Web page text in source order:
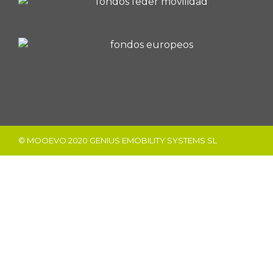
© MOOEVO 2020 GENIUS EMOBILITY SYSTEMS SL